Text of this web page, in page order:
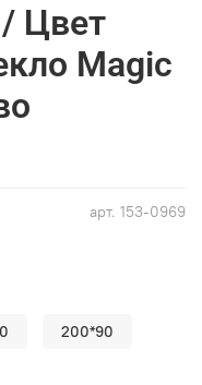
арт. 153-0969
Цвет
Magic
200*90